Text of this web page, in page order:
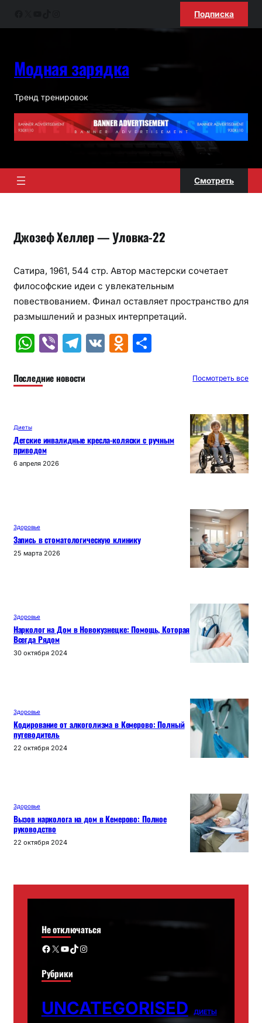
Подписка
Модная зарядка
Тренд тренировок
Смотреть
Джозеф Хеллер — Уловка-22
Сатира, 1961, 544 стр. Автор мастерски сочетает
философские идеи с увлекательным
повествованием. Финал оставляет пространство для
размышлений и разных интерпретаций.
W
at
p
p
Vi
er
T
e
m
V O
a
О
в
Последние новости Посмотреть все
Диеты
Детские инвалидные кресла-коляски с ручным
приводом
6 апреля 2026
Здоровье
Запись в стоматологическую клинику
25 марта 2026
Здоровье
Нарколог на Дом в Новокузнецке: Помощь, Которая
Всегда Рядом
30 октября 2024
Здоровье
Кодирование от алкоголизма в Кемерово: Полный
путеводитель
22 октября 2024
Здоровье
Вызов нарколога на дом в Кемерово: Полное
руководство
22 октября 2024
Не отключаться
Facebook X YouTube TikTok Instagram
Рубрики
UNCATEGORISED ДИЕТЫ